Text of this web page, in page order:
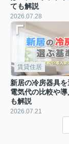
ても解説
2026.07.28
賃貸住居
新居の冷房器具を
電気代の比較や
も解説
2026.07.21